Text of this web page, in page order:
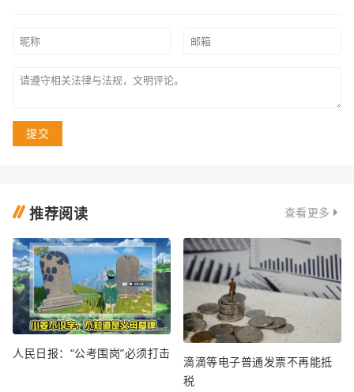
提交
推荐阅读 查看更多
人民日报：“公考围岗”必须打击
滴滴等电子普通发票不再能抵
税